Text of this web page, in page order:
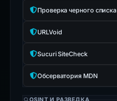
Проверка черного списка
URLVoid
Sucuri SiteCheck
Обсерватория MDN
OSINT И РАЗВЕДКА